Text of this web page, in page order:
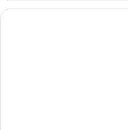
Non-
Smoking